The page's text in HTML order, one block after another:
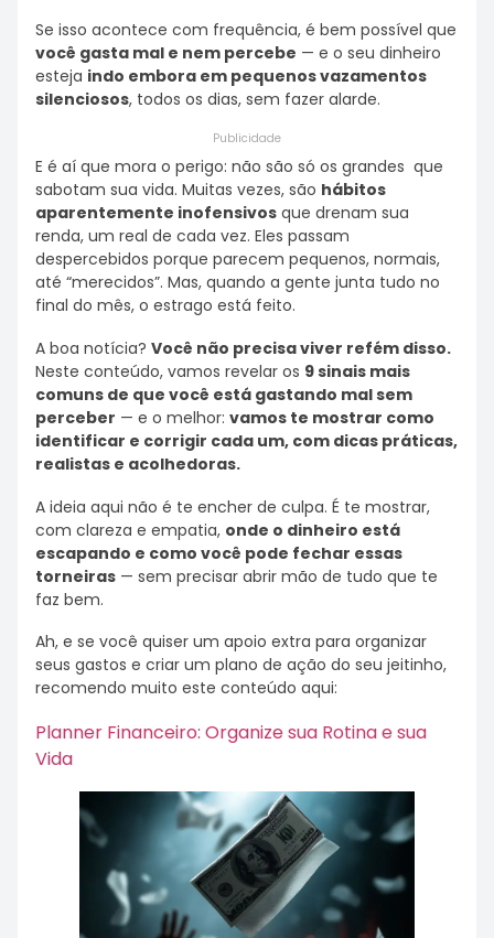
Se isso acontece com frequência, é bem possível que
você gasta mal e nem percebe — e o seu dinheiro
esteja indo embora em pequenos vazamentos
silenciosos, todos os dias, sem fazer alarde.
Publicidade
E é aí que mora o perigo: não são só os grandes que
sabotam sua vida. Muitas vezes, são hábitos
aparentemente inofensivos que drenam sua
renda, um real de cada vez. Eles passam
despercebidos porque parecem pequenos, normais,
até “merecidos”. Mas, quando a gente junta tudo no
final do mês, o estrago está feito.
A boa notícia? Você não precisa viver refém disso.
Neste conteúdo, vamos revelar os 9 sinais mais
comuns de que você está gastando mal sem
perceber — e o melhor: vamos te mostrar como
identificar e corrigir cada um, com dicas práticas,
realistas e acolhedoras.
A ideia aqui não é te encher de culpa. É te mostrar,
com clareza e empatia, onde o dinheiro está
escapando e como você pode fechar essas
torneiras — sem precisar abrir mão de tudo que te
faz bem.
Ah, e se você quiser um apoio extra para organizar
seus gastos e criar um plano de ação do seu jeitinho,
recomendo muito este conteúdo aqui:
Planner Financeiro: Organize sua Rotina e sua
Vida